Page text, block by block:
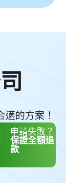
的方案！
申請失敗？
保證全額退
款